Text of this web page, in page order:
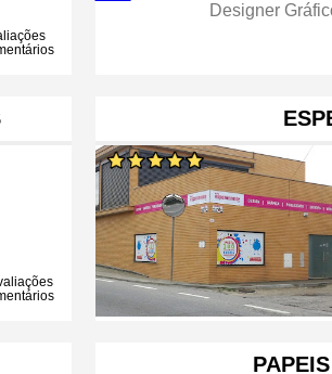
Designer